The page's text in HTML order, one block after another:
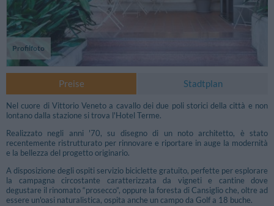
Profilfoto
Preise Stadtplan
Nel cuore di Vittorio Veneto a cavallo dei due poli storici della città e non
lontano dalla stazione si trova l'Hotel Terme.
Realizzato negli anni '70, su disegno di un noto architetto, è stato
recentemente ristrutturato per rinnovare e riportare in auge la modernità
e la bellezza del progetto originario.
A disposizione degli ospiti servizio biciclette gratuito, perfette per esplorare
la campagna circostante caratterizzata da vigneti e cantine dove
degustare il rinomato “prosecco”, oppure la foresta di Cansiglio che, oltre ad
essere un'oasi naturalistica, ospita anche un campo da Golf a 18 buche.